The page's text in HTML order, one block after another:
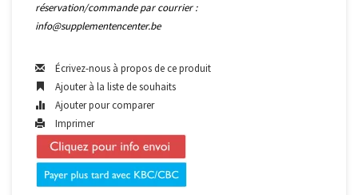
réservation/commande par courrier :
info@supplementencenter.be
Écrivez-nous à propos de ce produit
Ajouter à la liste de souhaits
Ajouter pour comparer
Imprimer